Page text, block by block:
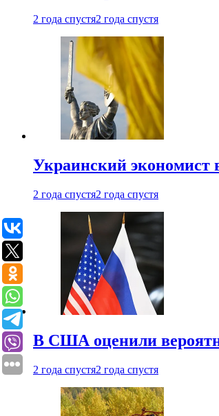
2 года спустя2 года спустя
Украинский экономист
2 года спустя2 года спустя
В США оценили
2 года спустя2 года спустя